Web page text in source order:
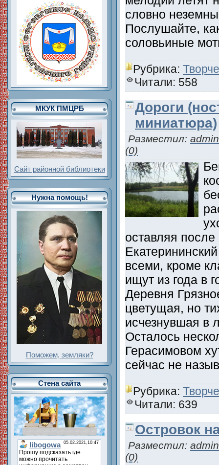
МКУК ПМЦРБ
Сайт районной библиотеки
Нужна помощь!
Поможем, земляки?
Стена сайта
словно
Послушайте,
соловьиные
Рубрика:
Читали: 558
Дороги
миниатюра)
Разместил: admin
(0)
оставляя
всеми, кроме
ищут из года в
Деревня
цветущая, но
исчезнувшая в
Осталось
Герасимовом
сейчас не
Рубрика:
Читали: 639
Островок
Разместил: admin
(0)